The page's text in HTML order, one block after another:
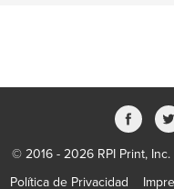
© 2016 - 2026 RPI Print, Inc.
Política de Privacidad